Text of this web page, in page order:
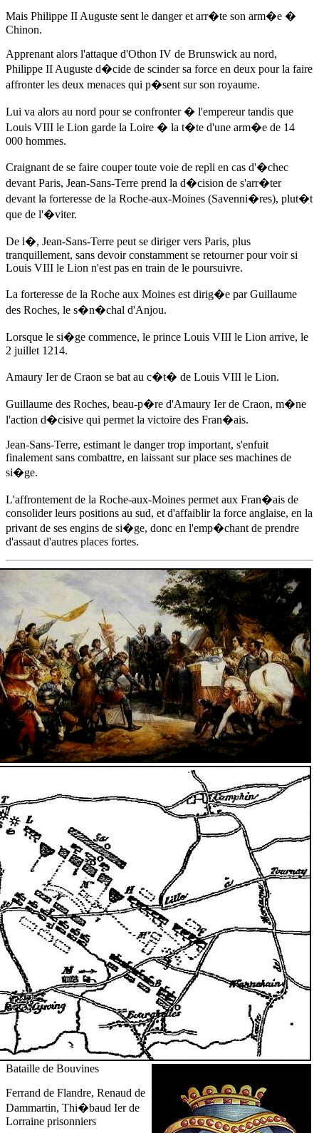
Mais Philippe II Auguste sent le danger et arr�te son arm�e �
Chinon.
Apprenant alors l'attaque d'Othon IV de Brunswick au nord,
Philippe II Auguste d�cide de scinder sa force en deux pour la faire
affronter les deux menaces qui p�sent sur son royaume.
Lui va alors au nord pour se confronter � l'empereur tandis que
Louis VIII le Lion garde la Loire � la t�te d'une arm�e de 14
000 hommes.
Craignant de se faire couper toute voie de repli en cas d'�chec
devant Paris, Jean-Sans-Terre prend la d�cision de s'arr�ter
devant la forteresse de la Roche-aux-Moines (Savenni�res), plut�t
que de l'�viter.
De l�, Jean-Sans-Terre peut se diriger vers Paris, plus
tranquillement, sans devoir constamment se retourner pour voir si
Louis VIII le Lion n'est pas en train de le poursuivre.
La forteresse de la Roche aux Moines est dirig�e par Guillaume
des Roches, le s�n�chal d'Anjou.
Lorsque le si�ge commence, le prince Louis VIII le Lion arrive, le
2 juillet 1214.
Amaury Ier de Craon se bat au c�t� de Louis VIII le Lion.
Guillaume des Roches, beau-p�re d'Amaury Ier de Craon, m�ne
l'action d�cisive qui permet la victoire des Fran�ais.
Jean-Sans-Terre, estimant le danger trop important, s'enfuit
finalement sans combattre, en laissant sur place ses machines de
si�ge.
L'affrontement de la Roche-aux-Moines permet aux Fran�ais de
consolider leurs positions au sud, et d'affaiblir la force anglaise, en la
privant de ses engins de si�ge, donc en l'emp�chant de prendre
d'assaut d'autres places fortes.
Bataille de Bouvines
Ferrand de Flandre, Renaud de
Dammartin, Thi�baud Ier de
Lorraine prisonniers